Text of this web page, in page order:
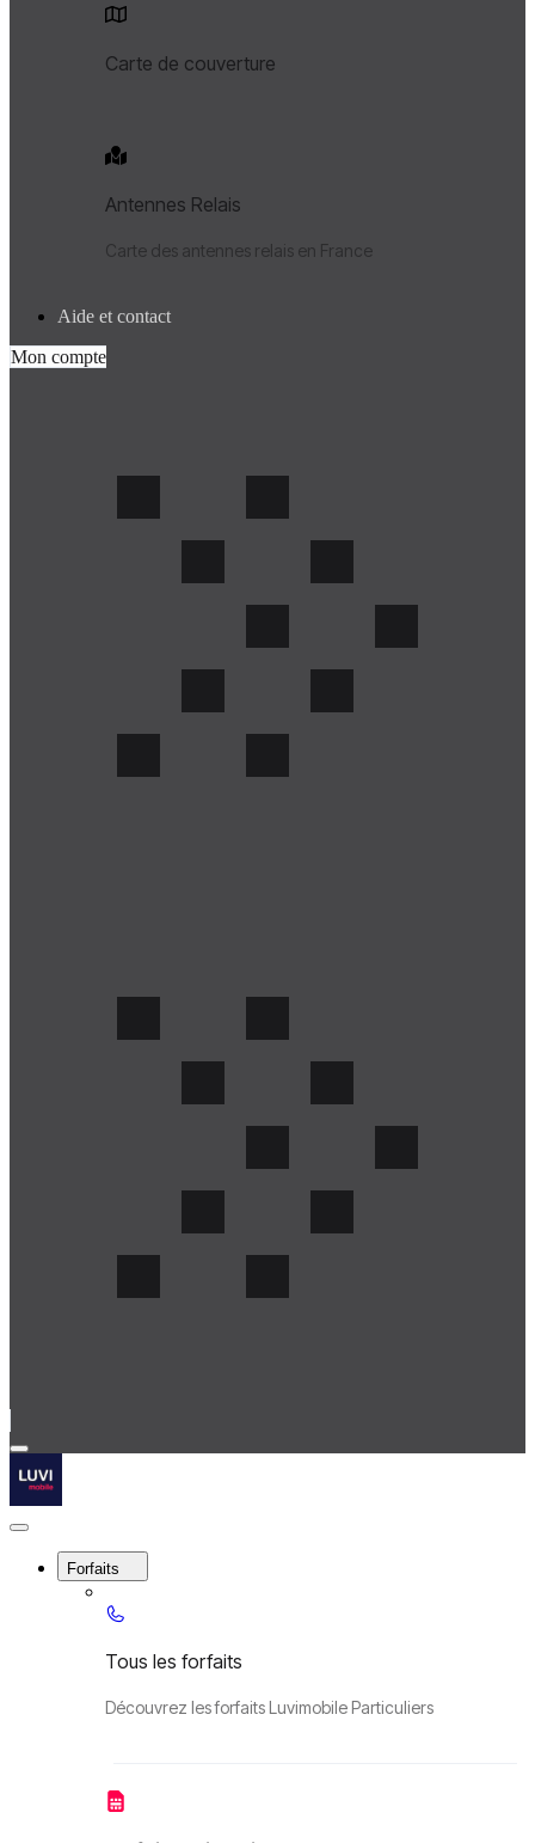
Carte de couverture
Antennes Relais
Carte des antennes relais en France
Aide et contact
Mon compte
Menu
Close
Forfaits
Tous les forfaits
Découvrez les forfaits Luvimobile Particuliers